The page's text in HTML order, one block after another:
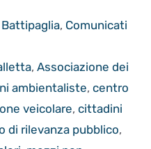
Battipaglia, Comunicati
,Associazione dei
ambientaliste, centro
veicolare, cittadini
di rilevanza pubblico,